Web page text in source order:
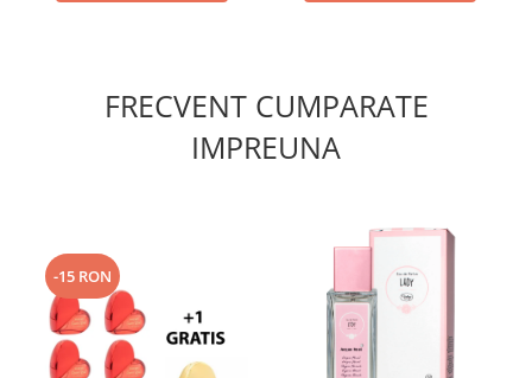
FRECVENT CUMPARATE
IMPREUNA
-15 RON